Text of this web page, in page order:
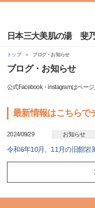
日本三大美肌の湯 斐
トップ ブログ・お知らせ
ブログ・お知らせ
公式Facebook・instagramはペー
最新情報はこちらで
2024/09/29 お知らせ
令和6年10月、11月の旧館岩